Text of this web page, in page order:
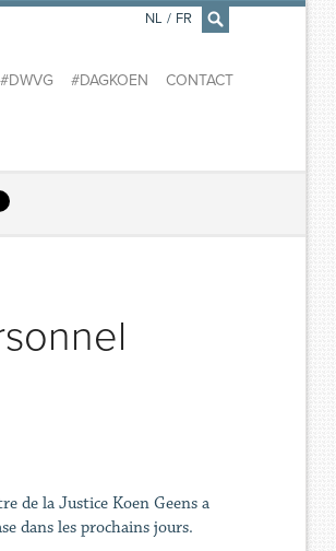
×
#DWVG #DAGKOEN CONTACT
NL / FR
de la Justice Koen Geens a
dans les prochains jours.